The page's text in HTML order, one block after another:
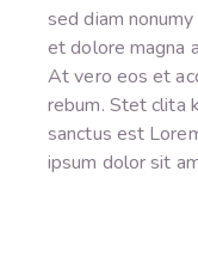
sed diam
et dolore magna
At vero eos et
rebum. Stet clita
sanctus est
ipsum dolor sit